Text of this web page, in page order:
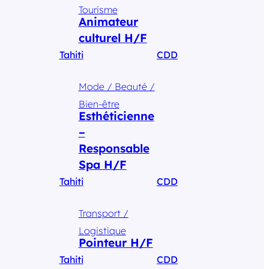
Tourisme
Animateur
culturel H/F
Tahiti CDD
Mode / Beauté /
Bien-être
Esthéticienne
–
Responsable
Spa H/F
Tahiti CDD
Transport /
Logistique
Pointeur H/F
Tahiti CDD